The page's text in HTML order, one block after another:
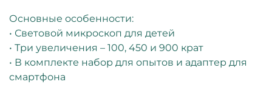
Основные особенности:
• Световой микроскоп для детей
• Три увеличения – 100, 450 и 900 крат
• В комплекте набор для опытов и адаптер для
смартфона